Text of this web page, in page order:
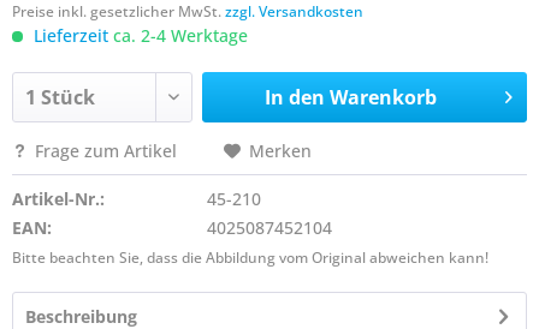
Preise inkl. gesetzlicher MwSt.zzgl. Versandkosten
Lieferzeit ca. 2-4 Werktage
In den Warenkorb
Frage zum Artikel Merken
Artikel-Nr.:
45-210
EAN:
4025087452104
Bitte beachten Sie, dass die Abbildung vom Original abweichen kann!
Beschreibung